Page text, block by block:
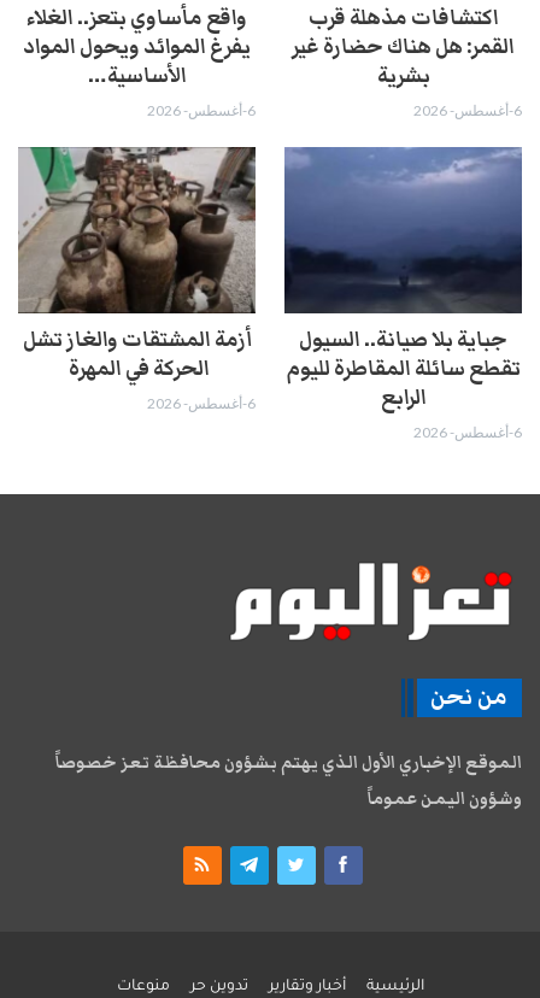
اكتشافات مذهلة قرب
القمر: هل هناك حضارة غير
بشرية
6-أغسطس- 2026
واقع مأساوي بتعز.. الغلاء
يفرغ الموائد ويحول المواد
الأساسية…
6-أغسطس- 2026
جباية بلا صيانة.. السيول
تقطع سائلة المقاطرة لليوم
الرابع
6-أغسطس- 2026
أزمة المشتقات والغاز تشل
الحركة في المهرة ​
6-أغسطس- 2026
من نحن
الموقع الإخباري الأول الذي يهتم بشؤون محافظة تعز خصوصاً
وشؤون اليمن عموماً
الرئيسية أخبار وتقارير تدوين حر منوعات